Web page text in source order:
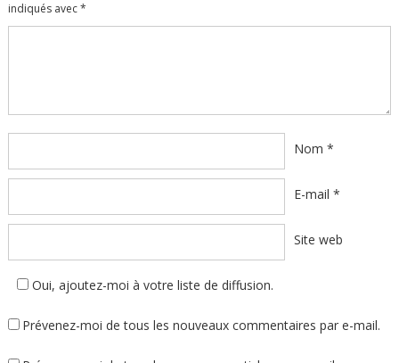
indiqués avec*
Nom *
E-mail *
Site web
Oui, ajoutez-moi à votre liste de diffusion.
Prévenez-moi de tous les nouveaux commentaires par e-mail.